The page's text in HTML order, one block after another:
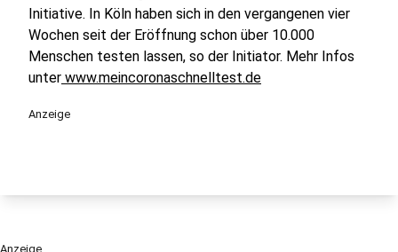
Initiative. In Köln haben sich in den vergangenen vier
Wochen seit der Eröffnung schon über 10.000
Menschen testen lassen, so der Initiator. Mehr Infos
unter www.meincoronaschnelltest.de
Anzeige
Anzeige